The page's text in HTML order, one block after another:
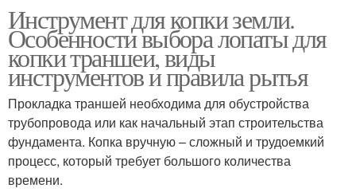
Инструмент для копки земли.
Особенности выбора лопаты для
копки траншеи, виды
инструментов и правила рытья
Прокладка траншей необходима для обустройства
трубопровода или как начальный этап строительства
фундамента. Копка вручную – сложный и трудоемкий
процесс, который требует большого количества
времени.